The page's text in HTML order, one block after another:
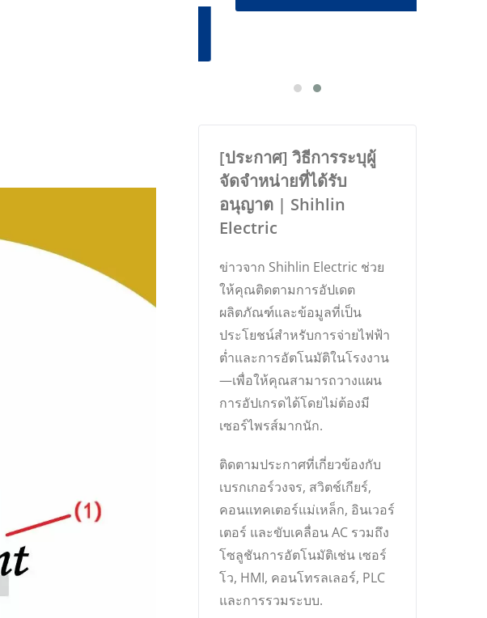
[ประกาศ] วิธีการระบุผู้
จัดจำหน่ายที่ได้รับ
อนุญาต | Shihlin
Electric
ข่าวจาก Shihlin Electric ช่วย
ให้คุณติดตามการอัปเดต
ผลิตภัณฑ์และข้อมูลที่เป็น
ประโยชน์สำหรับการจ่ายไฟฟ้า
ต่ำและการอัตโนมัติในโรงงาน
—เพื่อให้คุณสามารถวางแผน
การอัปเกรดได้โดยไม่ต้องมี
เซอร์ไพรส์มากนัก.
ติดตามประกาศที่เกี่ยวข้องกับ
เบรกเกอร์วงจร, สวิตช์เกียร์,
คอนแทคเตอร์แม่เหล็ก, อินเวอร์
เตอร์ และขับเคลื่อน AC รวมถึง
โซลูชันการอัตโนมัติเช่น เซอร์
โว, HMI, คอนโทรลเลอร์, PLC
และการรวมระบบ.